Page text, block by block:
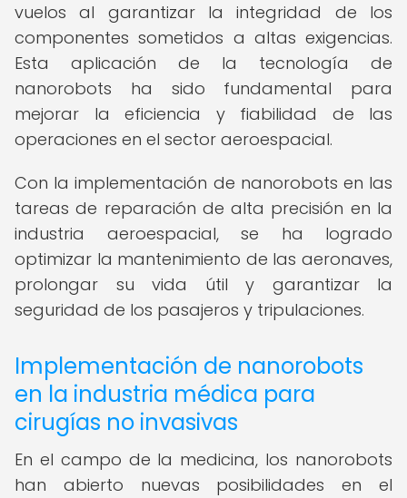
vuelos al garantizar la integridad de los
componentes sometidos a altas exigencias.
Esta aplicación de la tecnología de
nanorobots ha sido fundamental para
mejorar la eficiencia y fiabilidad de las
operaciones en el sector aeroespacial.
Con la implementación de nanorobots en las
tareas de reparación de alta precisión en la
industria aeroespacial, se ha logrado
optimizar la mantenimiento de las aeronaves,
prolongar su vida útil y garantizar la
seguridad de los pasajeros y tripulaciones.
Implementación de nanorobots
en la industria médica para
cirugías no invasivas
En el campo de la medicina, los nanorobots
han abierto nuevas posibilidades en el